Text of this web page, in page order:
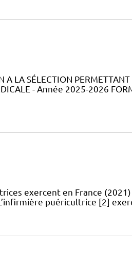
LA SÉLECTION PERMETTANT
- Année 2025-2026
exercent en France
puéricultrice [2]